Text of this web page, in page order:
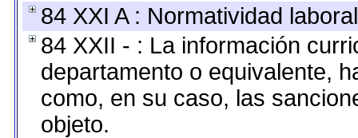
84 XXI A : Normatividad
84 XXII - : La información
departamento o equivalente,
como, en su caso, las
objeto.